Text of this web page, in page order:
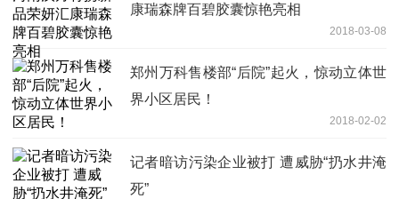
康瑞森牌百碧胶囊惊艳亮相
2018-03-08
郑州万科售楼部“后院”起火，惊动立体世
界小区居民！
2018-02-02
记者暗访污染企业被打 遭威胁“扔水井淹
死”